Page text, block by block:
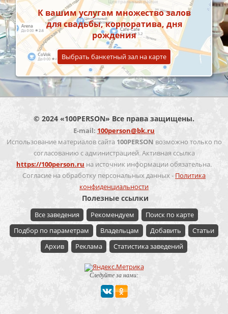
К вашим услугам множество залов
для свадьбы, корпоратива, дня
рождения
Выбрать банкетный зал на карте
© 2024 «100PERSON» Все права защищены.
E-mail: 100person@bk.ru
Использование материалов сайта 100PERSON возможно только по
согласованию с администрацией. Активная ссылка
https://100person.ru на источник информации обязательна.
Согласие на обработку персональных данных - Политика
конфиденциальности
Полезные ссылки
Все заведения Рекомендуем
Поиск по карте
Подбор по параметрам
Владельцам Добавить
Статьи
Архив
Реклама Статистика заведений
Следуйте за нами: